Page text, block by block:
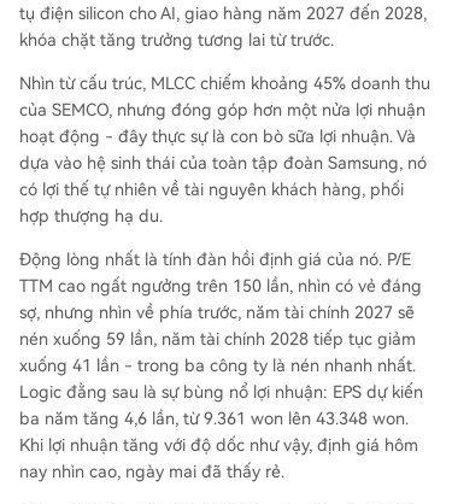
tụ điện silicon cho AI, giao hàng năm 2027 đến 2028,
khóa chặt tăng trưởng tương lai từ trước.
Nhìn từ cấu trúc, MLCC chiếm khoảng 45% doanh thu
của SEMCO, nhưng đóng góp hơn một nửa lợi nhuận
hoạt động - đây thực sự là con bò sữa lợi nhuận. Và
dựa vào hệ sinh thái của toàn tập đoàn Samsung, nó
có lợi thế tự nhiên về tài nguyên khách hàng, phối
hợp thượng hạ du.
Động lòng nhất là tính đàn hồi định giá của nó. P/E
TTM cao ngất ngưởng trên 150 lần, nhìn có vẻ đáng
sợ, nhưng nhìn về phía trước, năm tài chính 2027 sẽ
nén xuống 59 lần, năm tài chính 2028 tiếp tục giảm
xuống 41 lần - trong ba công ty là nén nhanh nhất.
Logic đằng sau là sự bùng nổ lợi nhuận: EPS dự kiến
ba năm tăng 4,6 lần, từ 9.361 won lên 43.348 won.
Khi lợi nhuận tăng với độ dốc như vậy, định giá hôm
nay nhìn cao, ngày mai đã thấy rẻ.